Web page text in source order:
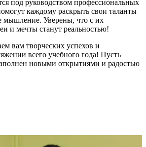
под руководством профессиональных
каждому раскрыть свои таланты
мышление. Уверены, что с их
и мечты станут реальностью!
вам творческих успехов и
всего учебного года! Пусть
новыми открытиями и радостью